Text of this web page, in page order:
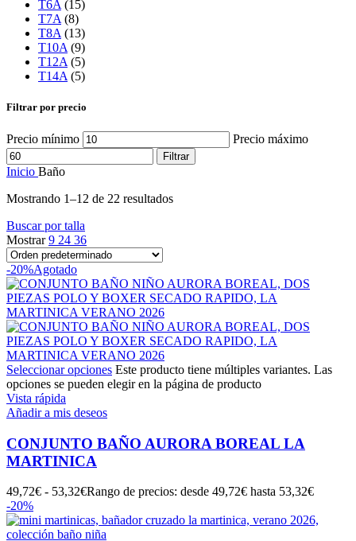
T6A (15)
T7A (8)
T8A (13)
T10A (9)
T12A (5)
T14A (5)
Filtrar por precio
Precio mínimo Precio máximo
Filtrar
Inicio Baño
Mostrando 1–12 de 22 resultados
Buscar por talla
Mostrar9 24 36
-20%Agotado
Seleccionar opciones Este producto tiene múltiples variantes. Las
opciones se pueden elegir en la página de producto
Vista rápida
Añadir a mis deseos
CONJUNTO BAÑO AURORA BOREAL LA
MARTINICA
49,72€ - 53,32€Rango de precios: desde 49,72€ hasta 53,32€
-20%